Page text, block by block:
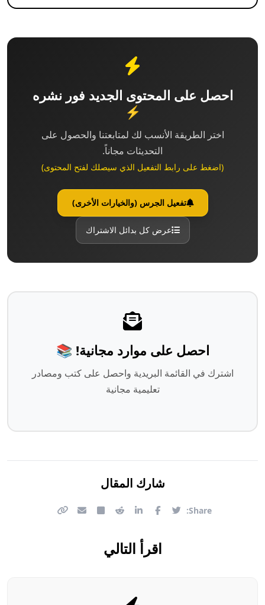
احصل على المحتوى الجديد فور نشره
⚡
اختر الطريقة الأنسب لك لمتابعتنا والحصول على
التحديثات مجاناً.
(اضغط على رابط التفعيل الذي سيصلك لفتح المحتوى)
تفعيل الجرس (والخيارات الأخرى)
عرض كل بدائل الاشتراك
احصل على موارد مجانية! 📚
اشترك في القائمة البريدية واحصل على كتب ومصادر
تعليمية مجانية
شارك المقال
Share:
اقرأ التالي